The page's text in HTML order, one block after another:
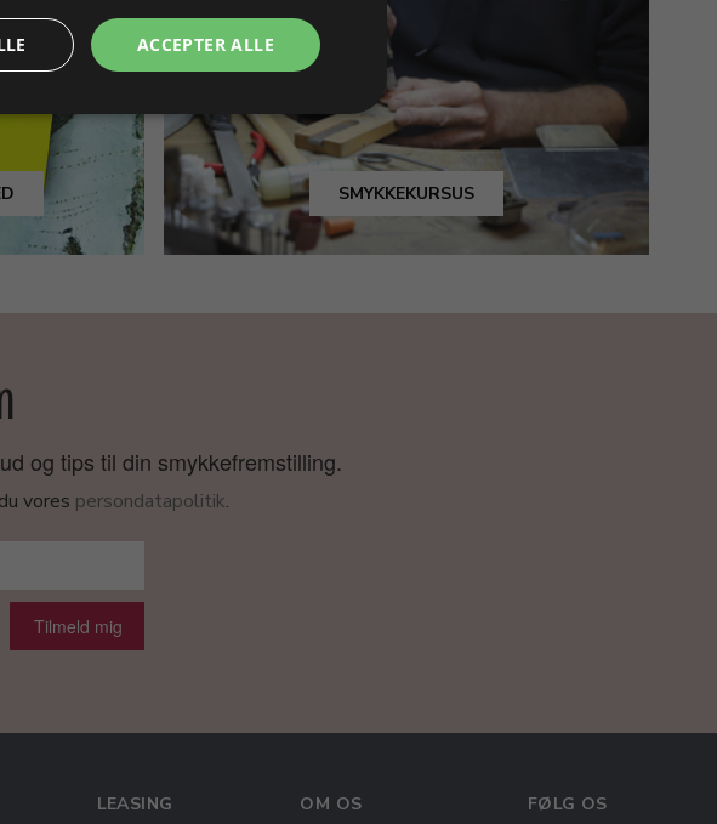
SMYKKEKURSUS
og tips til din smykkefremstilling.
vores persondatapolitik.
Tilmeld mig
LEASING OM OS FØLG OS
ACCEPTER ALLE